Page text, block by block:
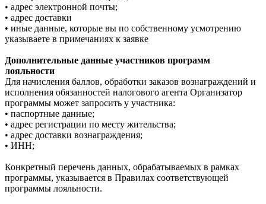
• адрес электронной почты;
• адрес доставки
• иные данные, которые вы по собственному усмотрению
указываете в примечаниях к заявке
Дополнительные данные участников программ
лояльности
Для начисления баллов, обработки заказов вознаграждений и
исполнения обязанностей налогового агента Организатор
программы может запросить у участника:
• паспортные данные;
• адрес регистрации по месту жительства;
• адрес доставки вознаграждения;
• ИНН;
Конкретный перечень данных, обрабатываемых в рамках
программы, указывается в Правилах соответствующей
программы лояльности.